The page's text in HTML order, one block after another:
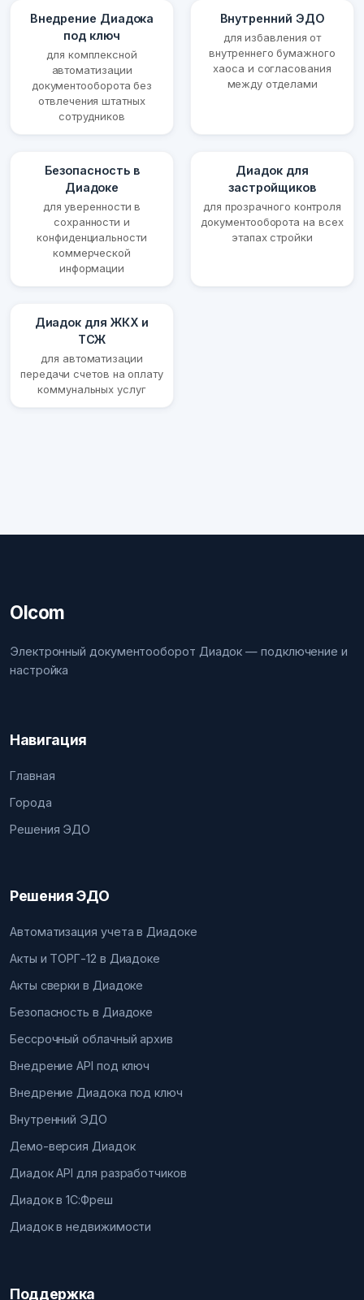
Внедрение Диадока
под ключ
для комплексной
автоматизации
документооборота без
отвлечения штатных
сотрудников
Внутренний ЭДО
для избавления от
внутреннего бумажного
хаоса и согласования
между отделами
Безопасность в
Диадоке
для уверенности в
сохранности и
конфиденциальности
коммерческой
информации
Диадок для
застройщиков
для прозрачного контроля
документооборота на всех
этапах стройки
Диадок для ЖКХ и
ТСЖ
для автоматизации
передачи счетов на оплату
коммунальных услуг
Olcom
Электронный документооборот Диадок — подключение и
настройка
Навигация
Главная
Города
Решения ЭДО
Решения ЭДО
Автоматизация учета в Диадоке
Акты и ТОРГ-12 в Диадоке
Акты сверки в Диадоке
Безопасность в Диадоке
Бессрочный облачный архив
Внедрение API под ключ
Внедрение Диадока под ключ
Внутренний ЭДО
Демо-версия Диадок
Диадок API для разработчиков
Диадок в 1С:Фреш
Диадок в недвижимости
Поддержка